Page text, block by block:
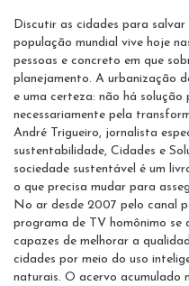
Discutir as cidades para
população mundial vive hoje
pessoas e concreto em que
planejamento. A urbanização
e uma certeza: não há solução
necessariamente pela
André Trigueiro, jornalista
sustentabilidade, Cidades e
sociedade sustentável é um
o que precisa mudar para
No ar desde 2007 pelo canal
programa de TV homônimo se
capazes de melhorar a
cidades por meio do uso
naturais. O acervo acumulado